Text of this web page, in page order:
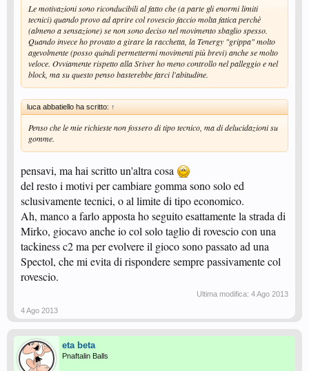
Le motivazioni sono riconducibili al fatto che (a parte gli enormi limiti
tecnici) quando provo ad aprire col rovescio faccio molta fatica perchè
(almeno a sensazione) se non sono deciso nel movimento sbaglio spesso.
Quando invece ho provato a girare la racchetta, la Tenergy "grippa" molto
agevolmente (posso quindi permettermi movimenti più brevi) anche se molto
veloce. Ovviamente rispetto alla Sriver ho meno controllo nel palleggio e nel
block, ma su questo penso basterebbe farci l'abitudine.
luca abbatiello ha scritto: ↑
Penso che le mie richieste non fossero di tipo tecnico, ma di delucidazioni su
gomme.
pensavi, ma hai scritto un'altra cosa
del resto i motivi per cambiare gomma sono solo ed
sclusivamente tecnici, o al limite di tipo economico.
Ah, manco a farlo apposta ho seguito esattamente la strada di
Mirko, giocavo anche io col solo taglio di rovescio con una
tackiness c2 ma per evolvere il gioco sono passato ad una
Spectol, che mi evita di rispondere sempre passivamente col
rovescio.
Ultima modifica: 4 Ago 2013
4 Ago 2013
eta beta
Pnaftalin Balls